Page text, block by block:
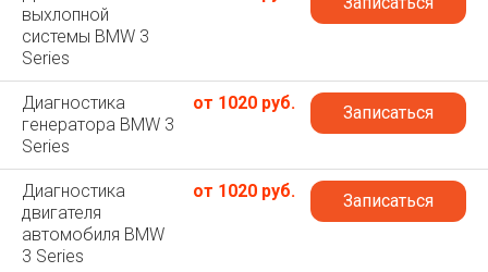
выхлопной
системы BMW 3
Series
Диагностика
генератора BMW 3
Series
от 1020 руб. Записаться
Диагностика
двигателя
автомобиля BMW
3 Series
от 1020 руб. Записаться